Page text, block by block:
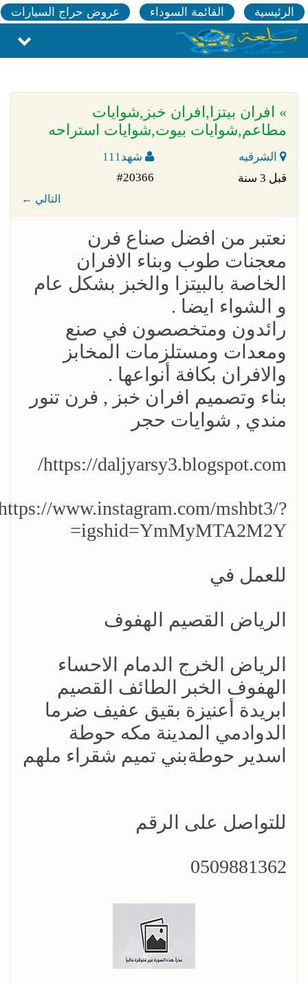
الرئيسية القائمة السوداء عروض حراج السيارات
» افران بيتزا,افران خبز,شوايات
مطاعم,شوايات بيوت,شوايات استراحه
الشرقيه
شهد111
قبل 3 سنة
#20366
← التالي
نعتبر من افضل صناع فرن
معجنات طوب وبناء الافران
الخاصة بالبيتزا والخبز بشكل عام
و الشواء ايضا .
رائدون ومتخصصون في صنع
ومعدات ومستلزمات المخابز
والافران بكافة أنواعها .
بناء وتصميم افران خبز , فرن تنور
مندي , شوايات حجر
https://daljyarsy3.blogspot.com/
www.instagram.com/mshbt3/?
igshid=YmMyMTA2M2Y=
للعمل في
الرياض القصيم الهفوف
الرياض الخرج الدمام الاحساء
الهفوف الخبر الطائف القصيم
ابريدة أعنيزة بقيق عفيف ضرما
الدوادمي المدينة مكه حوطة
اسدير حوطةبني تميم شقراء ملهم
للتواصل على الرقم
0509881362